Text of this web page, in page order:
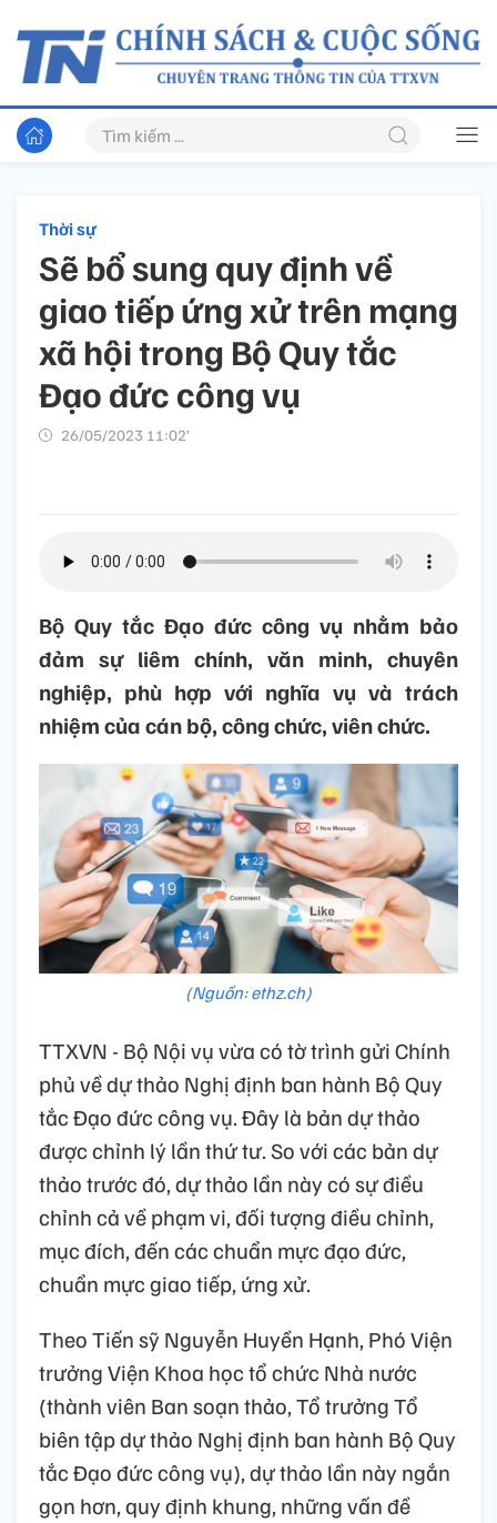
Thời sự
Sẽ bổ sung quy định về
giao tiếp ứng xử trên mạng
xã hội trong Bộ Quy tắc
Đạo đức công vụ
26/05/2023 11:02’
Bộ Quy tắc Đạo đức công vụ nhằm bảo
đảm sự liêm chính, văn minh, chuyên
nghiệp, phù hợp với nghĩa vụ và trách
nhiệm của cán bộ, công chức, viên chức.
(Nguồn: ethz.ch)
TTXVN - Bộ Nội vụ vừa có tờ trình gửi Chính
phủ về dự thảo Nghị định ban hành Bộ Quy
tắc Đạo đức công vụ. Đây là bản dự thảo
được chỉnh lý lần thứ tư. So với các bản dự
thảo trước đó, dự thảo lần này có sự điều
chỉnh cả về phạm vi, đối tượng điều chỉnh,
mục đích, đến các chuẩn mực đạo đức,
chuẩn mực giao tiếp, ứng xử.
Theo Tiến sỹ Nguyễn Huyền Hạnh, Phó Viện
trưởng Viện Khoa học tổ chức Nhà nước
(thành viên Ban soạn thảo, Tổ trưởng Tổ
biên tập dự thảo Nghị định ban hành Bộ Quy
tắc Đạo đức công vụ), dự thảo lần này ngắn
gọn hơn, quy định khung, những vấn đề